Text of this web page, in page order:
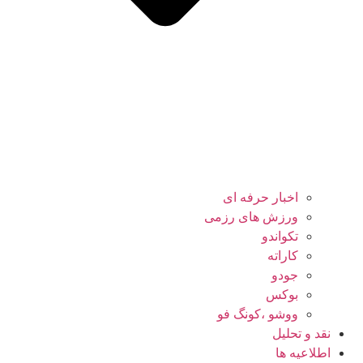
اخبار حرفه ای
ورزش های رزمی
تکواندو
کاراته
جودو
بوکس
ووشو ،کونگ فو
نقد و تحلیل
اطلاعیه ها